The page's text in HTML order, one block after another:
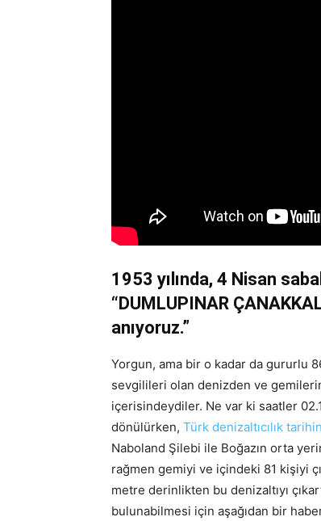
1953 yılında, 4 Nisan
“DUMLUPINAR
anıyoruz.”
Yorgun, ama bir o kadar da gururlu
sevgilileri olan denizden ve
içerisindeydiler. Ne var ki saatler
dönülürken, Türk denizaltıcılık
Naboland Şilebi ile Boğazın orta
rağmen gemiyi ve içindeki 81 kişiyi
metre derinlikten bu denizaltıyı
bulunabilmesi için aşağıdan bir